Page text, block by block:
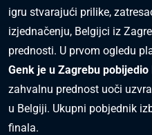
igru stvarajući prilike,
izjednačenju, Belgijci iz
prednosti. U prvom ogledu
Genk je u Zagrebu pobijedio
zahvalnu prednost uoči
u Belgiji. Ukupni pobjednik
finala.